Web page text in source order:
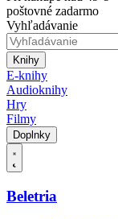
poštovné zadarmo
Vyhľadávanie
Knihy
E-knihy
Audioknihy
Hry
Filmy
Doplnky
Beletria